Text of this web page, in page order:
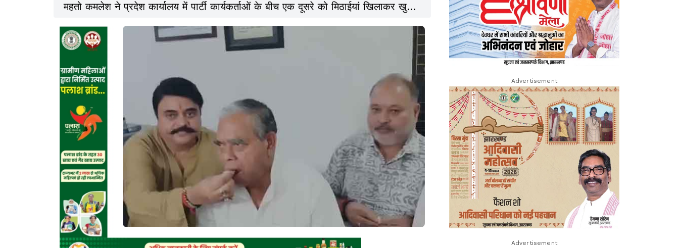
महतो कमलेश ने प्रदेश कार्यालय में पार्टी कार्यकर्ताओं के बीच एक दूसरे को मिठाईयां खिलाकर खुशी
जाहिर की है, इस दौरान कांग्रेस नेताओं और कार्यकर्ताओं ने एक दूसरे को मिठाई खिलाकर कोर्ट के
फैसले का स्वागत किया.
Advertisement
Advertisement